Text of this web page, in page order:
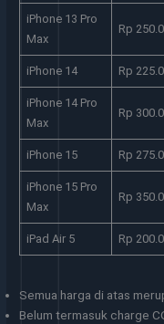
iPhone 13 Pro
Max
Rp
iPhone 14 Rp
iPhone 14 Pro
Max
Rp
iPhone 15 Rp
iPhone 15 Pro
Max
Rp
iPad Air 5 Rp
Semua harga di atas
Belum termasuk charge